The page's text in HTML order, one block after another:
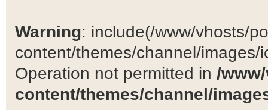
Warning: include(/www/vhosts/
content/themes/channel/
Operation not permitted in /
content/themes/channel/